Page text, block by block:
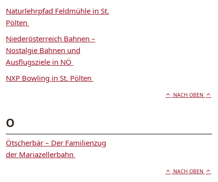
Naturlehrpfad Feldmühle in St.
Pölten
Niederösterreich Bahnen –
Nostalgie Bahnen und
Ausflugsziele in NÖ
NXP Bowling in St. Pölten
NACH OBEN
O
Ötscherbär – Der Familienzug
der Mariazellerbahn
NACH OBEN